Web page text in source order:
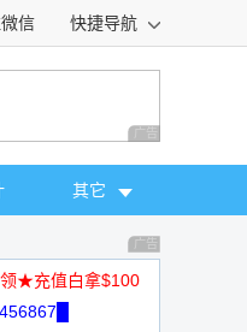
信 快捷导航
广告 商业广告，理
其它
广告 商业广告，理
★充值白拿$100